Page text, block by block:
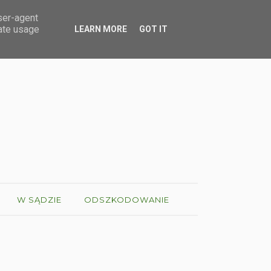
W SĄDZIE ODSZKODOWANIE
agent
usage
LEARN MORE GOT IT